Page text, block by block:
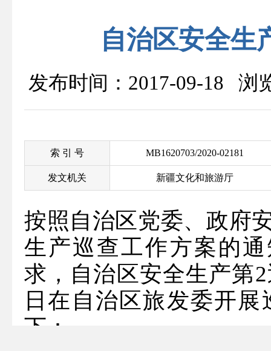
自治区安全生
发布时间：2017-09-18 浏
索 引 号 MB1620703/2020-02181
发文机关 新疆文化和旅游厅
按照自治区党委、政府
生产巡查工作方案的
求，自治区安全生产第
日在自治区旅发委开
下：